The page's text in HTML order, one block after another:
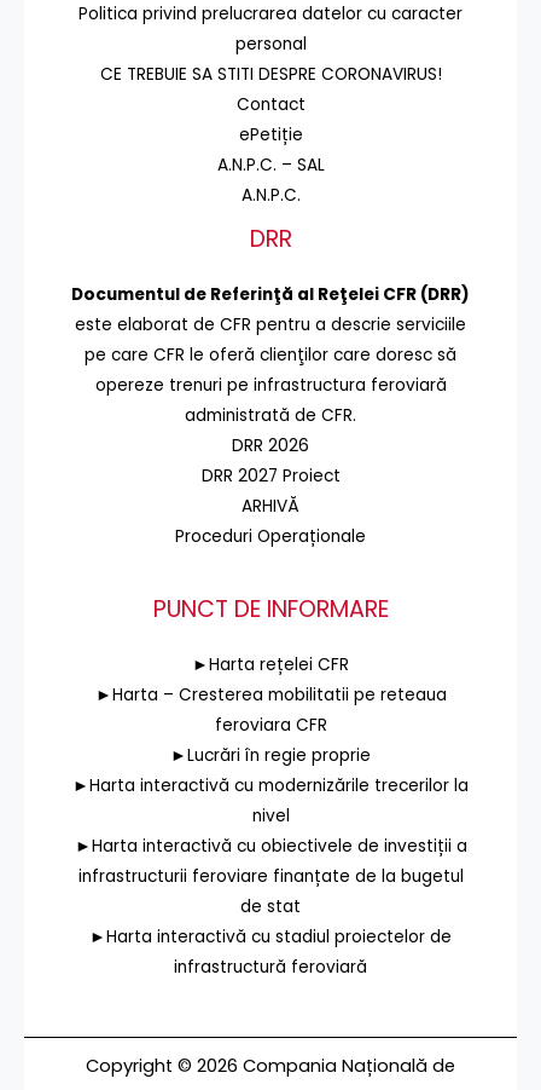
Politica privind prelucrarea datelor cu caracter
personal
CE TREBUIE SA STITI DESPRE CORONAVIRUS!
Contact
ePetiție
A.N.P.C. – SAL
A.N.P.C.
DRR
Documentul de Referinţă al Reţelei CFR (DRR)
este elaborat de CFR pentru a descrie serviciile
pe care CFR le oferă clienţilor care doresc să
opereze trenuri pe infrastructura feroviară
administrată de CFR.
DRR 2026
DRR 2027 Proiect
ARHIVĂ
Proceduri Operaționale
PUNCT DE INFORMARE
►Harta rețelei CFR
►Harta – Cresterea mobilitatii pe reteaua
feroviara CFR
►Lucrări în regie proprie
►Harta interactivă cu modernizările trecerilor la
nivel
►Harta interactivă cu obiectivele de investiții a
infrastructurii feroviare finanțate de la bugetul
de stat
►Harta interactivă cu stadiul proiectelor de
infrastructură feroviară
Copyright © 2026 Compania Națională de